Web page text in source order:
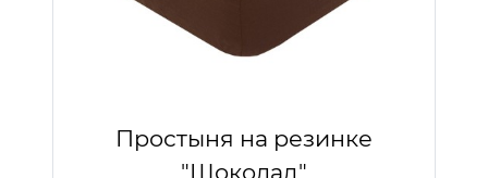
Простыня на резинке
"Шоколад"